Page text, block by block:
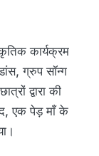
कार्यक्रम
ग्रुप सॉन्ग
द्वारा की
एक पेड़ माँ के